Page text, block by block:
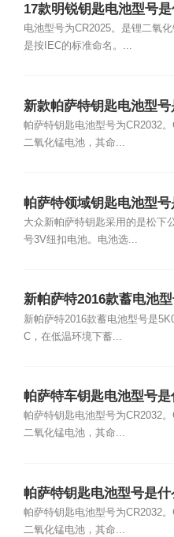
17款明锐钥匙电池型号是
电池型号为CR2025。是锂二氧
是按IEC的标准命名。...
新款帕萨特钥匙电池型号
帕萨特钥匙电池型号为CR2032
二氧化锰电池，其命...
帕萨特领域钥匙电池型号
大众新帕萨特钥匙采用的是松下
号3V纽扣电池。电池选...
新帕萨特2016款蓄电池
新帕萨特2016款蓄电池型号是
C，在低温环境下蓄...
帕萨特车钥匙电池型号是
帕萨特钥匙电池型号为CR2032
二氧化锰电池，其命...
帕萨特钥匙电池型号是什
帕萨特钥匙电池型号为CR2032
二氧化锰电池，其命...